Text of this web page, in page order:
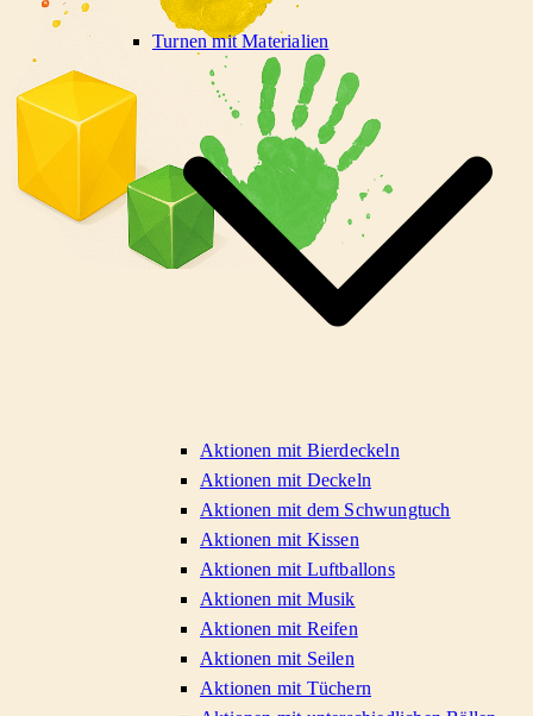
Turnen mit Materialien
Aktionen mit Bierdeckeln
Aktionen mit Deckeln
Aktionen mit dem Schwungtuch
Aktionen mit Kissen
Aktionen mit Luftballons
Aktionen mit Musik
Aktionen mit Reifen
Aktionen mit Seilen
Aktionen mit Tüchern